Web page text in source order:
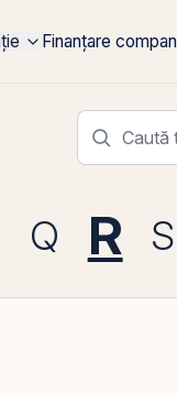
Finanțare
Q R S